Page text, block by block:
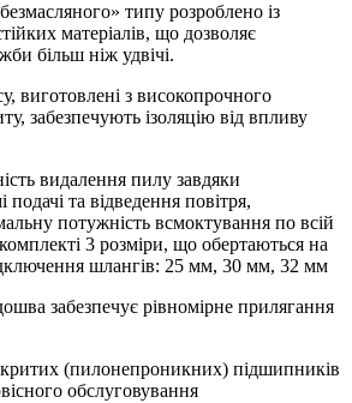
типу розроблено із
матеріалів, що дозволяє
більш ніж удвічі.
виготовлені з високопрочного
забезпечують ізоляцію від впливу
видалення пилу завдяки
подачі та відведення повітря,
потужність всмоктування по всій
3 розміри, що обертаються на
шлангів: 25 мм, 30 мм, 32 мм
забезпечує рівномірне прилягання
(пилонепроникних) підшипників
обслуговування